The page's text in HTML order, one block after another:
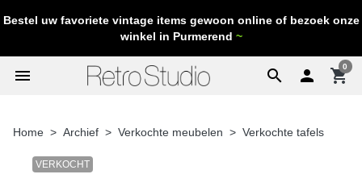
Bestel uw favoriete vintage items gewoon online of bezoek onze
winkel in Purmerend ~
search
menu  shopping_cart
0
Home Archief Verkochte meubelen Verkochte tafels
VERKOCHT